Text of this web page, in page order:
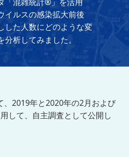
イルスの感染拡大前後
した人数にどのような変
析してみました。
、2019年と2020年の2月および
して、自主調査として公開し